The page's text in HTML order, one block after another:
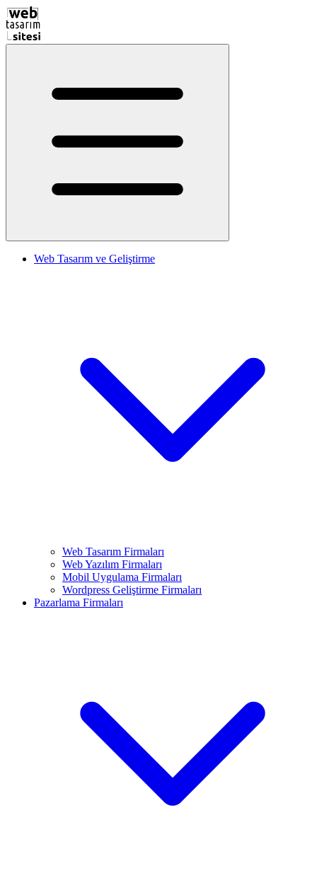
Web Tasarım ve Geliştirme
Web Tasarım Firmaları
Web Yazılım Firmaları
Mobil Uygulama Firmaları
Wordpress Geliştirme Firmaları
Pazarlama Firmaları